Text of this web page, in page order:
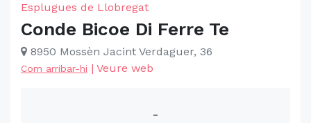
Esplugues de Llobregat
Conde Bicoe Di Ferre Te
8950 Mossèn Jacint Verdaguer, 36
Com arribar-hi | Veure web
-